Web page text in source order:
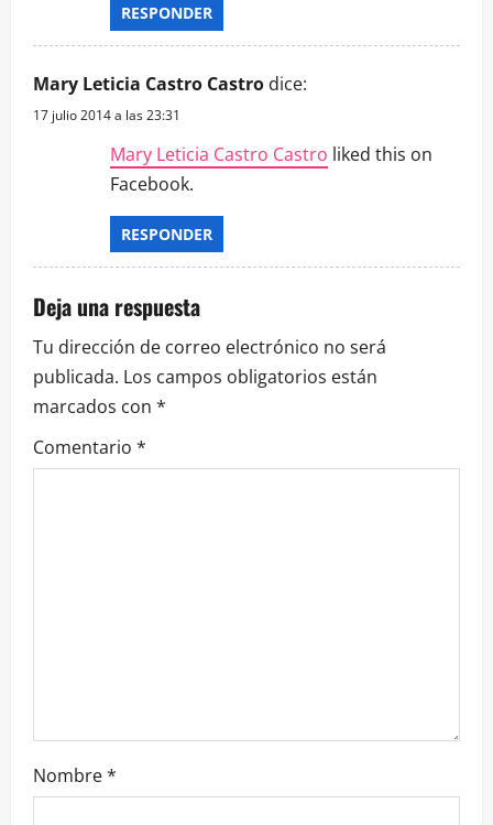
RESPONDER
Mary Leticia Castro Castro dice:
17 julio 2014 a las 23:31
Mary Leticia Castro Castro liked this on
Facebook.
RESPONDER
Deja una respuesta
Tu dirección de correo electrónico no será
publicada. Los campos obligatorios están
marcados con *
Comentario *
Nombre*